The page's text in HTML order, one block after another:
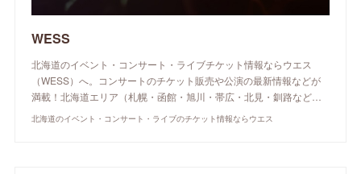
WESS
北海道のイベント・コンサート・ライブチケット情報ならウエス
（WESS）へ。コンサートのチケット販売や公演の最新情報などが
満載！北海道エリア（札幌・函館・旭川・帯広・北見・釧路など…
北海道のイベント・コンサート・ライブのチケット情報ならウエス